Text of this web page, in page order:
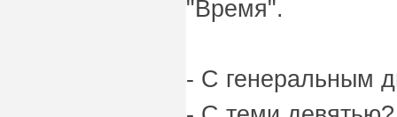
"Время".
- С генеральным